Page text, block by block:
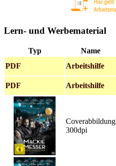
Lern- und Werbematerial
Typ Name
PDF
Arbeitshilfe
PDF
Arbeitshilfe
Coverabbildung
300dpi